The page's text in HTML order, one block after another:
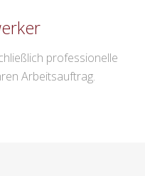
professionelle
Arbeitsauftrag.